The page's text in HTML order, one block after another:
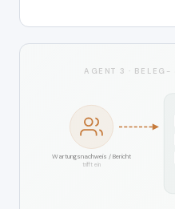
AGENT 3 · BELEG-
Wartungsnachweis / Bericht
trifft ein